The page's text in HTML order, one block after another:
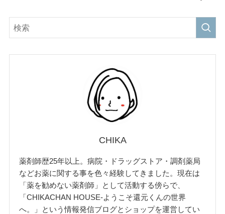
CHIKA
薬剤師歴25年以上。病院・ドラッグストア・調剤薬局
などお薬に関する事を色々経験してきました。現在は
「薬を勧めない薬剤師」として活動する傍らで、
「CHIKACHAN HOUSE-ようこそ還元くんの世界
へ。」という情報発信ブログとショップを運営してい